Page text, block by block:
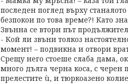
последен поглед върху
безпокои по това време?! Като
Звънна се втори път
- Кой ли звъни толкоз
момент! – подвикна и отвори
Срещу него стоеше слаба дама,
много дълга черна коса, с черен
прелестите ù, и тюркоазено